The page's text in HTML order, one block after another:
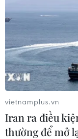
Trà Vinh
trở lại trường
11/01/2022 02:46
Cùng với việc vệ
học sinh phòng,
các cơ sở giáo
phương án chủ
vietnamplus.vn
Iran ra điều
thường để mở